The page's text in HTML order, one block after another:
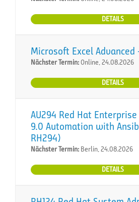
DETAILS
Microsoft Excel Advanced
Nächster Termin:Online, 24.08.2026
DETAILS
AU294 Red Hat Enterprise
9.0 Automation with
RH294)
Nächster Termin: Berlin, 24.08.2026
DETAILS